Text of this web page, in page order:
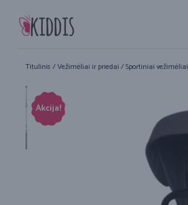
Titulinis /Vežimėliai ir priedai /Sportiniai vežimėliai
Akcija!